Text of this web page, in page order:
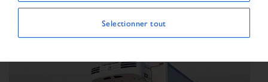
Type de véhicule:Camion ×
Selectionner tout